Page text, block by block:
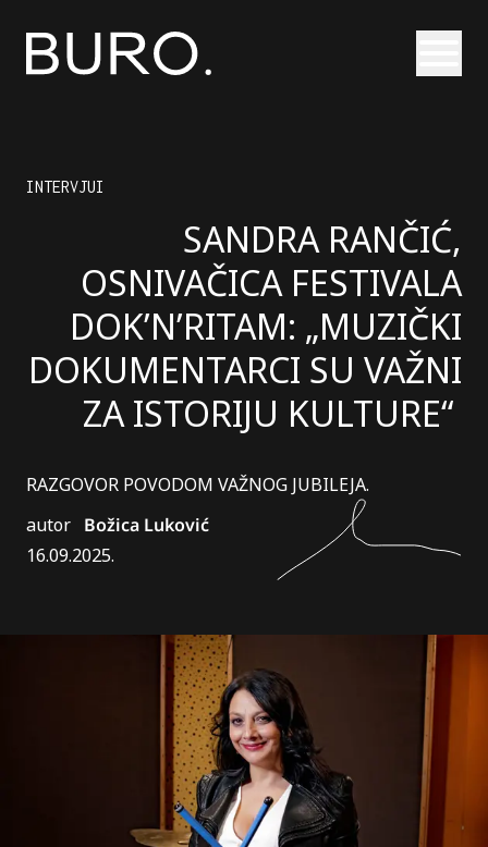
INTERVJUI
SANDRA RANČIĆ,
OSNIVAČICA FESTIVALA
DOK’N’RITAM: „MUZIČKI
DOKUMENTARCI SU VAŽNI
ZA ISTORIJU KULTURE“
RAZGOVOR POVODOM VAŽNOG JUBILEJA.
autor Božica Luković
16.09.2025.